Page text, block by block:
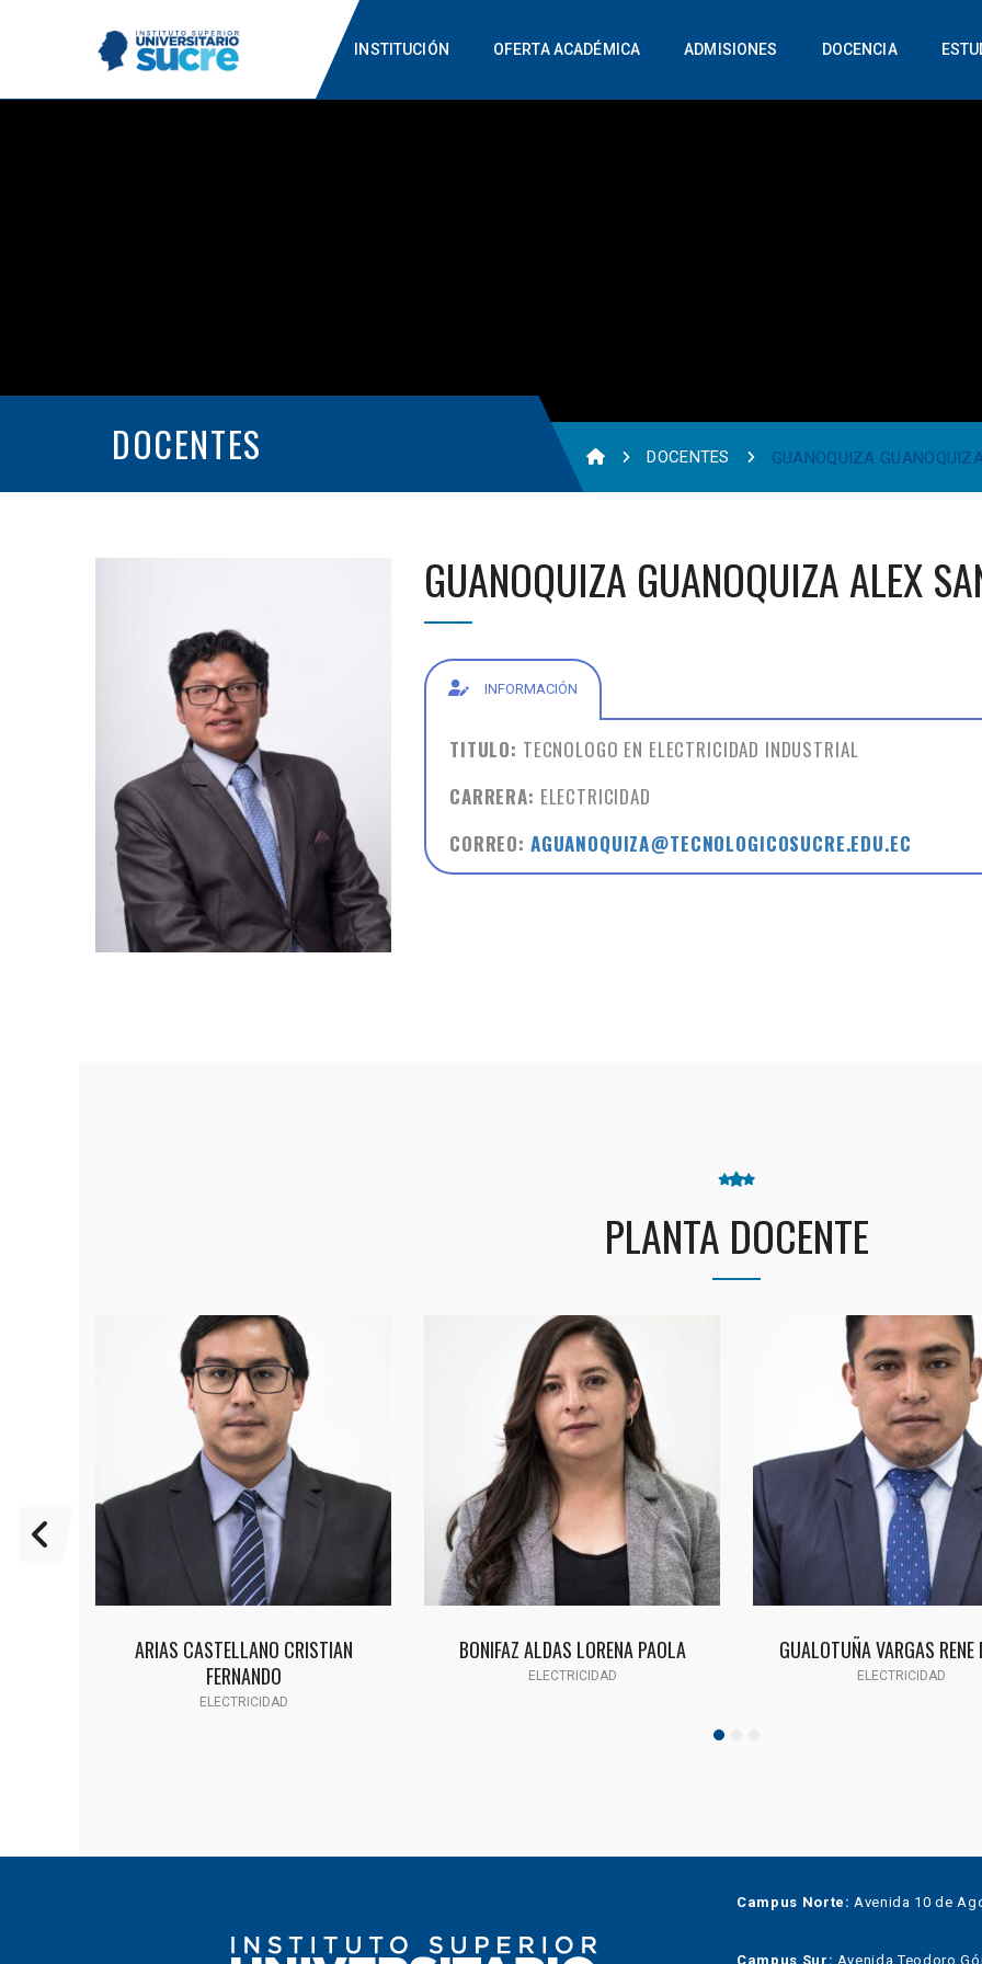
INSTITUCIÓN OFERTA ACADÉMICA ADMISIONES DOCENCIA
DOCENTES DOCENTES GUANOQUIZA
GUANOQUIZA GUANOQUIZA ALEX
INFORMACIÓN
TITULO: TECNOLOGO EN ELECTRICIDAD INDUSTRIAL
CARRERA: ELECTRICIDAD
CORREO: AGUANOQUIZA@TECNOLOGICOSUCRE.EDU.EC
PLANTA DOCENTE
ARIAS CASTELLANO CRISTIAN
FERNANDO
ELECTRICIDAD
BONIFAZ ALDAS LORENA PAOLA
ELECTRICIDAD
GUALOTUÑA VARGAS RENE
ELECTRICIDAD
Campus Norte: Avenida 10 de
Campus Sur: Avenida Teodoro